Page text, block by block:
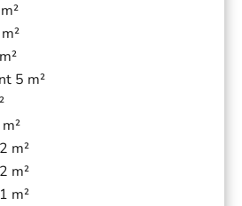
5 m²
m²
m²
m²